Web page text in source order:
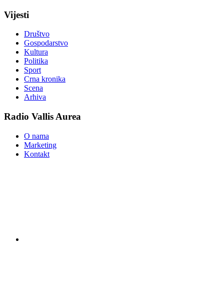
Vijesti
Društvo
Gospodarstvo
Kultura
Politika
Sport
Crna kronika
Scena
Arhiva
Radio Vallis Aurea
O nama
Marketing
Kontakt